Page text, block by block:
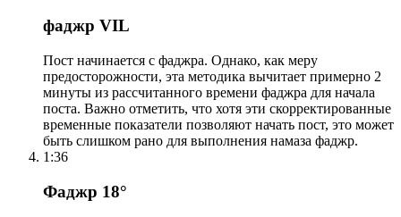
фаджр VIL
Пост начинается с фаджра. Однако, как меру
предосторожности, эта методика вычитает примерно 2
минуты из рассчитанного времени фаджра для начала
поста. Важно отметить, что хотя эти скорректированные
временные показатели позволяют начать пост, это может
быть слишком рано для выполнения намаза фаджр.
1:36
Фаджр 18°